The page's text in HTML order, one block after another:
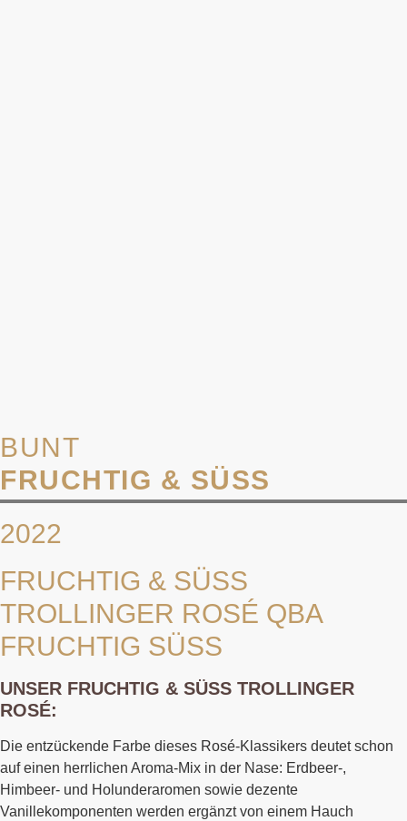
BUNT
FRUCHTIG & SÜSS
2022
FRUCHTIG & SÜSS T
ROLLINGER ROSÉ QBA F
RUCHTIG SÜSS
UNSER FRUCHTIG & SÜSS TROLLINGER R
OSÉ:
Die entzückende Farbe dieses Rosé-Klassikers deutet schon
auf einen herrlichen Aroma-Mix in der Nase: Erdbeer-,
Himbeer- und Holunderaromen sowie dezente
Vanillekomponenten werden ergänzt von einem Hauch